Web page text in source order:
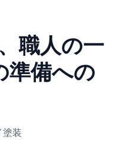
職人の一
準備への
塗装